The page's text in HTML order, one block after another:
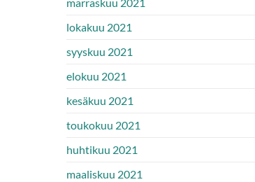
lokakuu 2021
syyskuu 2021
elokuu 2021
kesäkuu 2021
toukokuu 2021
huhtikuu 2021
maaliskuu 2021